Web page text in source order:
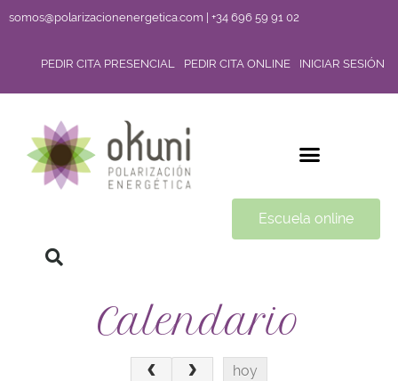
somos@polarizacionenergetica.com | +34 696 59 91 02
PEDIR CITA PRESENCIAL PEDIR CITA ONLINE INICIAR SESIÓN
Escuela online
Calendario
hoy